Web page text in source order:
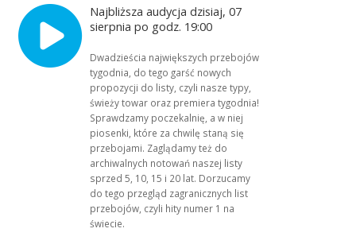
Najbliższa audycja dzisiaj, 07
sierpnia po godz. 19:00
Dwadzieścia największych przebojów
tygodnia, do tego garść nowych
propozycji do listy, czyli nasze typy,
świeży towar oraz premiera tygodnia!
Sprawdzamy poczekalnię, a w niej
piosenki, które za chwilę staną się
przebojami. Zaglądamy też do
archiwalnych notowań naszej listy
sprzed 5, 10, 15 i 20 lat. Dorzucamy
do tego przegląd zagranicznych list
przebojów, czyli hity numer 1 na
świecie.